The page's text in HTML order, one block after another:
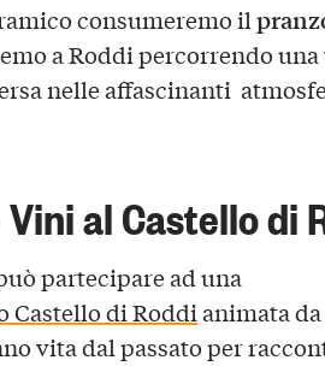
consumeremo il
a Roddi percorrendo una
nelle affascinanti
al Castello di
partecipare ad una
Castello di Roddianimata da
vita dal passato per